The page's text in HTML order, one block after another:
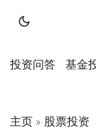
投资问答 基金
主页 » 股票投资